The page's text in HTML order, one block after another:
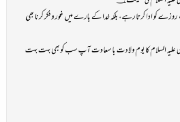
کو ادا کرتا رہے، بلکہ خدا کے بارے میں غور و فکر کرنا بھی
السلام کا یوم ولادت با سعادت آپ سب کو بھی بہت بہت